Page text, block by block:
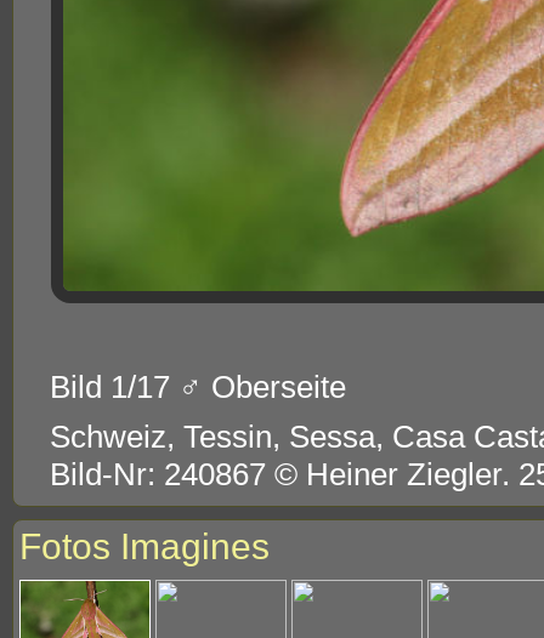
Bild 1/17 ♂ Oberseite
Schweiz, Tessin, Sessa, Casa
Bild-Nr: 240867 © Heiner Ziegler.
Fotos Imagines